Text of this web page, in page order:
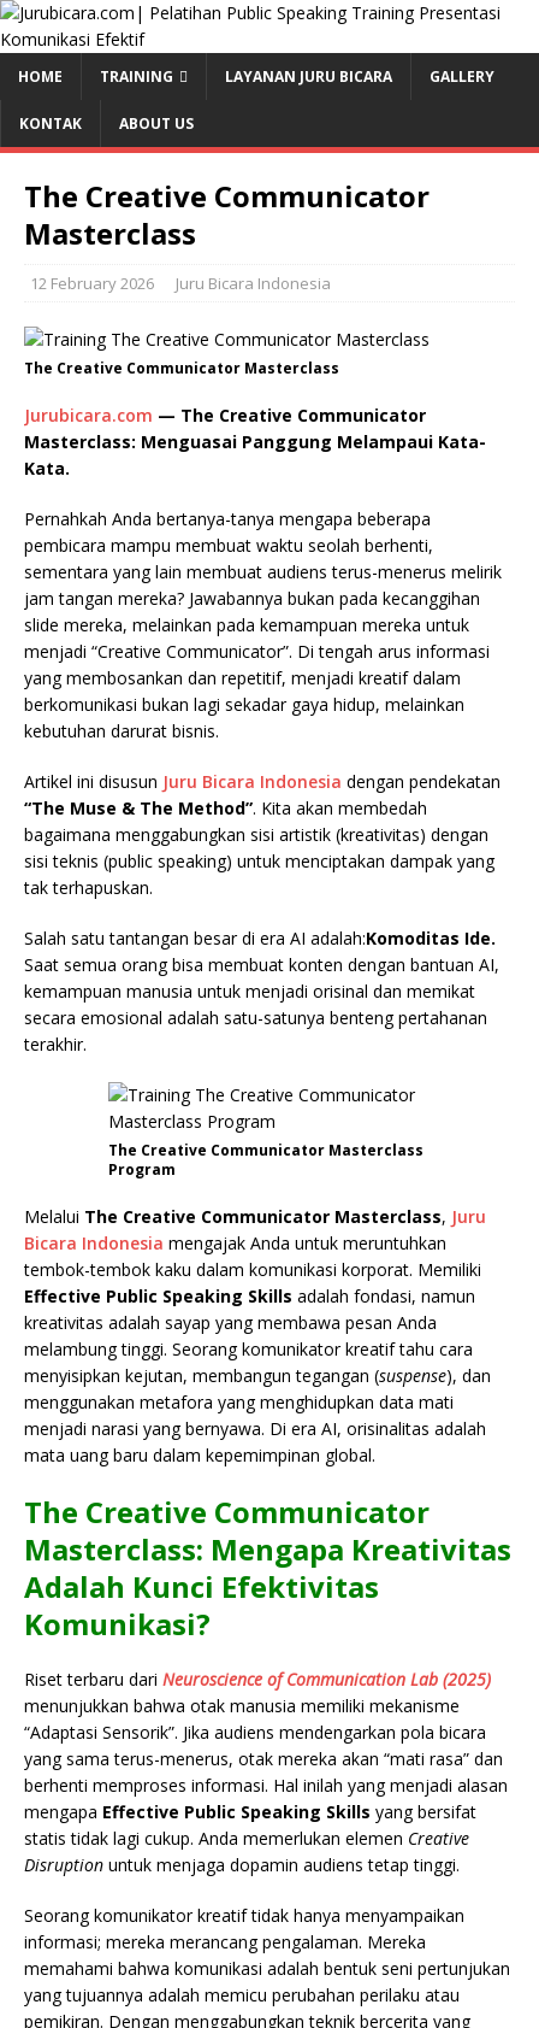
HOME TRAINING LAYANAN JURU BICARA GALLERY
KONTAK ABOUT US
The Creative Communicator
Masterclass
12 February 2026 Juru Bicara Indonesia
The Creative Communicator Masterclass
Jurubicara.com — The Creative Communicator
Masterclass: Menguasai Panggung Melampaui Kata-
Kata.
Pernahkah Anda bertanya-tanya mengapa beberapa
pembicara mampu membuat waktu seolah berhenti,
sementara yang lain membuat audiens terus-menerus melirik
jam tangan mereka? Jawabannya bukan pada kecanggihan
slide mereka, melainkan pada kemampuan mereka untuk
menjadi “Creative Communicator”. Di tengah arus informasi
yang membosankan dan repetitif, menjadi kreatif dalam
berkomunikasi bukan lagi sekadar gaya hidup, melainkan
kebutuhan darurat bisnis.
Artikel ini disusun Juru Bicara Indonesia dengan pendekatan
“The Muse & The Method”. Kita akan membedah
bagaimana menggabungkan sisi artistik (kreativitas) dengan
sisi teknis (public speaking) untuk menciptakan dampak yang
tak terhapuskan.
Salah satu tantangan besar di era AI adalah:Komoditas Ide.
Saat semua orang bisa membuat konten dengan bantuan AI,
kemampuan manusia untuk menjadi orisinal dan memikat
secara emosional adalah satu-satunya benteng pertahanan
terakhir.
The Creative Communicator Masterclass
Program
Melalui The Creative Communicator Masterclass, Juru
Bicara Indonesia mengajak Anda untuk meruntuhkan
tembok-tembok kaku dalam komunikasi korporat. Memiliki
Effective Public Speaking Skills adalah fondasi, namun
kreativitas adalah sayap yang membawa pesan Anda
melambung tinggi. Seorang komunikator kreatif tahu cara
menyisipkan kejutan, membangun tegangan (suspense), dan
menggunakan metafora yang menghidupkan data mati
menjadi narasi yang bernyawa. Di era AI, orisinalitas adalah
mata uang baru dalam kepemimpinan global.
The Creative Communicator
Masterclass: Mengapa Kreativitas
Adalah Kunci Efektivitas
Komunikasi?
Riset terbaru dari Neuroscience of Communication Lab (2025)
menunjukkan bahwa otak manusia memiliki mekanisme
“Adaptasi Sensorik”. Jika audiens mendengarkan pola bicara
yang sama terus-menerus, otak mereka akan “mati rasa” dan
berhenti memproses informasi. Hal inilah yang menjadi alasan
mengapa Effective Public Speaking Skills yang bersifat
statis tidak lagi cukup. Anda memerlukan elemen Creative
Disruption untuk menjaga dopamin audiens tetap tinggi.
Seorang komunikator kreatif tidak hanya menyampaikan
informasi; mereka merancang pengalaman. Mereka
memahami bahwa komunikasi adalah bentuk seni pertunjukan
yang tujuannya adalah memicu perubahan perilaku atau
pemikiran. Dengan menggabungkan teknik bercerita yang